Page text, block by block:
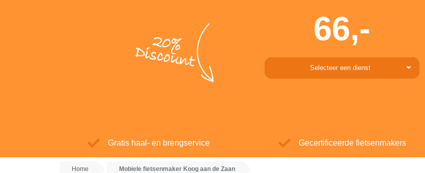
20%
Discount
66,-
Selecteer een dienst
Gratis haal- en brengservice Gecertificeerde fietsenmakers
Home Mobiele fietsenmaker Koog aan de Zaan